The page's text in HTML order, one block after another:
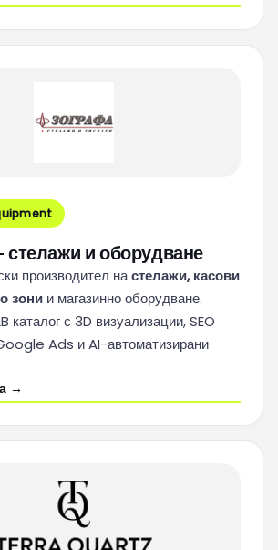
и оборудване
производител настелажи, касови
зони и магазинно оборудване.
каталог с 3D визуализации, SEO
Ads и AI-автоматизирани
→